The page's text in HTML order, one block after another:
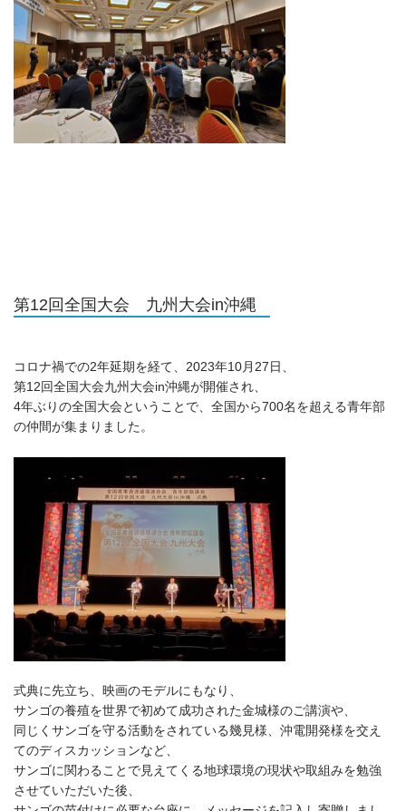
第12回全国大会 九州大会in沖縄
コロナ禍での2年延期を経て、2023年10月27日、
第12回全国大会九州大会in沖縄が開催され、
4年ぶりの全国大会ということで、全国から700名を超える青年部
の仲間が集まりました。
式典に先立ち、映画のモデルにもなり、
サンゴの養殖を世界で初めて成功された金城様のご講演や、
同じくサンゴを守る活動をされている幾見様、沖電開発様を交え
てのディスカッションなど、
サンゴに関わることで見えてくる地球環境の現状や取組みを勉強
させていただいた後、